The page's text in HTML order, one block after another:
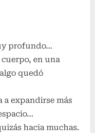
profundo…
en una
quedó
a expandirse más
hacia muchas.